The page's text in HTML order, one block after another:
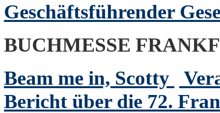
Geschäftsführender
BUCHMESSE
Beam me in, Scotty
Bericht über die 72.